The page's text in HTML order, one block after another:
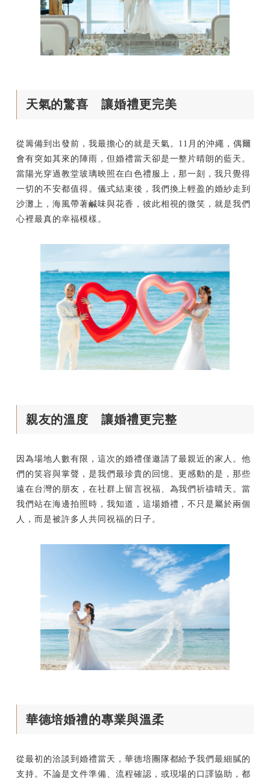
天氣的驚喜 讓婚禮更完美
從籌備到出發前，我最擔心的就是天氣。11月的沖繩，偶爾
會有突如其來的陣雨，但婚禮當天卻是一整片晴朗的藍天。
當陽光穿過教堂玻璃映照在白色禮服上，那一刻，我只覺得
一切的不安都值得。儀式結束後，我們換上輕盈的婚紗走到
沙灘上，海風帶著鹹味與花香，彼此相視的微笑，就是我們
心裡最真的幸福模樣。
親友的溫度 讓婚禮更完整
因為場地人數有限，這次的婚禮僅邀請了最親近的家人。他
們的笑容與掌聲，是我們最珍貴的回憶。更感動的是，那些
遠在台灣的朋友，在社群上留言祝福、為我們祈禱晴天。當
我們站在海邊拍照時，我知道，這場婚禮，不只是屬於兩個
人，而是被許多人共同祝福的日子。
華德培婚禮的專業與溫柔
從最初的洽談到婚禮當天，華德培團隊都給予我們最細膩的
支持。不論是文件準備、流程確認，或現場的口譯協助，都